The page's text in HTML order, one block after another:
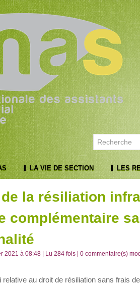
LA VIE DE SECTION LES
la résiliation
complémentaire
2021 à 08:48 | Lu 284 fois |0 commentaire(s)
relative au droit de résiliation sans frais